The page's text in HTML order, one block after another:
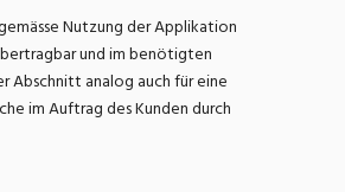
Nutzung der Applikation
und im benötigten
Abschnitt analog auch für eine
im Auftrag des Kunden durch